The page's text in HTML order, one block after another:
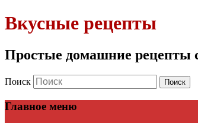
Вкусные рецепты
Простые домашние рецепты
Поиск
Главное меню